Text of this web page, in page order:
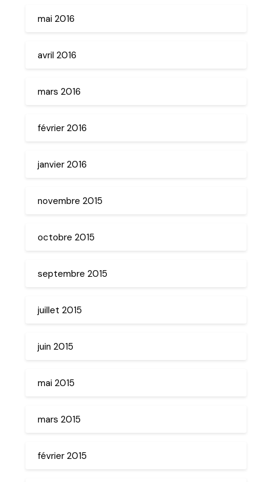
mai 2016
avril 2016
mars 2016
février 2016
janvier 2016
novembre 2015
octobre 2015
septembre 2015
juillet 2015
juin 2015
mai 2015
mars 2015
février 2015